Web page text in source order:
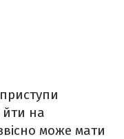
йти на
може мати